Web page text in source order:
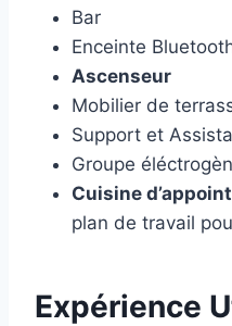
Bar
Enceinte
Ascenseur
Mobilier de
Support et
Groupe
Cuisine d’appoint
plan de travail
Expérience